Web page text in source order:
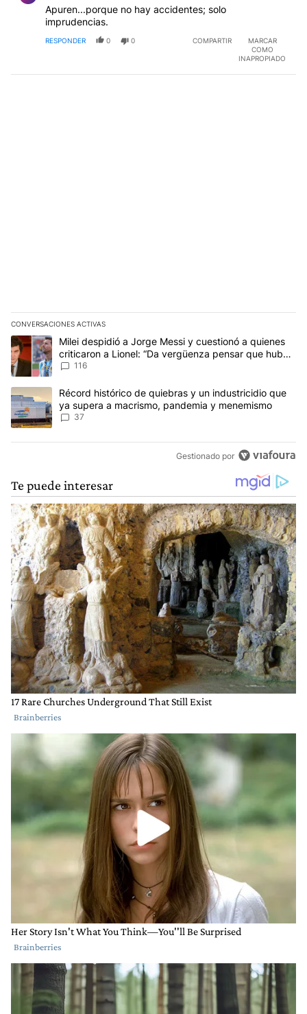
Apuren...porque no hay accidentes; solo
imprudencias.
RESPONDER 0 0 COMPARTIR
MARCAR
COMO
INAPROPIADO
CONVERSACIONES ACTIVAS
Este listado muestra los artículos con más comentarios en los
Un artículo de tendencia con el título "Milei despidió a Jorge
Milei despidió a Jorge Messi y cuestionó a quienes
criticaron a Lionel: “Da vergüenza pensar que hubo
anti-Messi”
116
Un artículo de tendencia con el título "Récord histórico de
Récord histórico de quiebras y un industricidio que
ya supera a macrismo, pandemia y menemismo
37
Gestionado por